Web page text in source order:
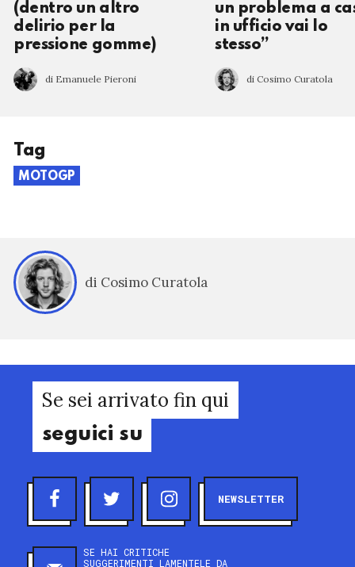
(dentro un altro
delirio per la
pressione gomme)
di Emanuele Pieroni
un problema a
in ufficio vai lo
stesso”
di Cosimo Curatola
Tag
MOTOGP
di Cosimo Curatola
Se sei arrivato fin qui
seguici su
NEWSLETTER
SE HAI CRITICHE
SUGGERIMENTI LAMENTELE DA